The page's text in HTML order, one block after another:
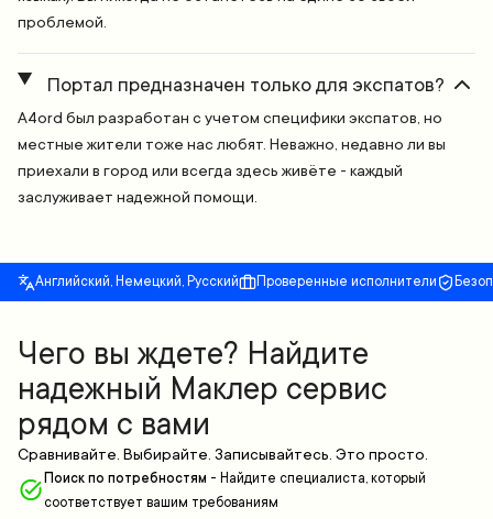
проблемой.
Портал предназначен только для экспатов?
A4ord был разработан с учетом специфики экспатов, но
местные жители тоже нас любят. Неважно, недавно ли вы
приехали в город или всегда здесь живёте - каждый
заслуживает надежной помощи.
Английский, Немецкий, Русский Проверенные исполнители
Чего вы ждете? Найдите
надежный Маклер сервис
рядом с вами
Сравнивайте. Выбирайте. Записывайтесь. Это просто.
Поиск по потребностям - Найдите специалиста, который
соответствует вашим требованиям